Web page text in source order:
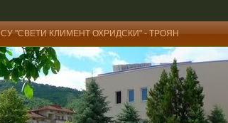
СУ "СВЕТИ КЛИМЕНТ ОХРИДСКИ" - ТРОЯН